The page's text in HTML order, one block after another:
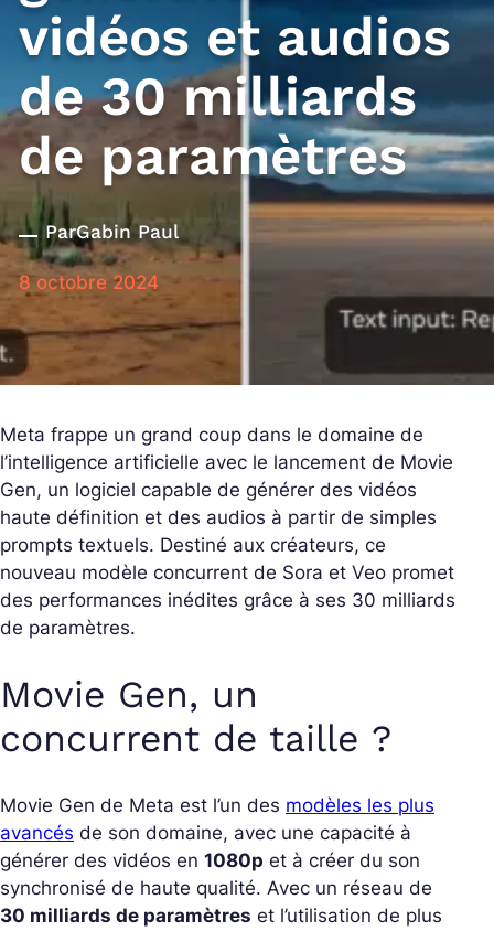
vidéos et audios
de 30 milliards
de paramètres
ParGabin Paul
8 octobre 2024
Meta frappe un grand coup dans le domaine de
l’intelligence artificielle avec le lancement de Movie
Gen, un logiciel capable de générer des vidéos
haute définition et des audios à partir de simples
prompts textuels. Destiné aux créateurs, ce
nouveau modèle concurrent de Sora et Veo promet
des performances inédites grâce à ses 30 milliards
de paramètres.
Movie Gen, un
concurrent de taille ?
Movie Gen de Meta est l’un des modèles les plus
avancés de son domaine, avec une capacité à
générer des vidéos en 1080p et à créer du son
synchronisé de haute qualité. Avec un réseau de
30 milliards de paramètres et l’utilisation de plus